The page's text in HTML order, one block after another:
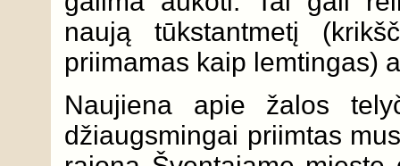
naują tūkstantmetį
priimamas kaip lemtingas)
Naujiena apie žalos
džiaugsmingai priimtas